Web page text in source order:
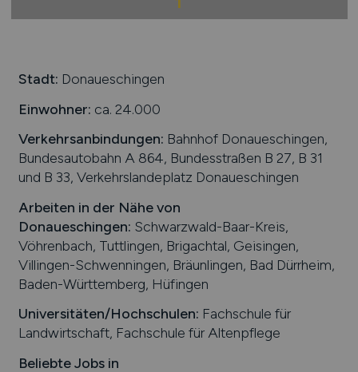
Stadt: Donaueschingen
Einwohner: ca. 24.000
Verkehrsanbindungen: Bahnhof Donaueschingen,
Bundesautobahn A 864, Bundesstraßen B 27, B 31
und B 33, Verkehrslandeplatz Donaueschingen
Arbeiten in der Nähe von
Donaueschingen: Schwarzwald-Baar-Kreis,
Vöhrenbach, Tuttlingen, Brigachtal, Geisingen,
Villingen-Schwenningen, Bräunlingen, Bad Dürrheim,
Baden-Württemberg, Hüfingen
Universitäten/Hochschulen: Fachschule für
Landwirtschaft, Fachschule für Altenpflege
Beliebte Jobs in